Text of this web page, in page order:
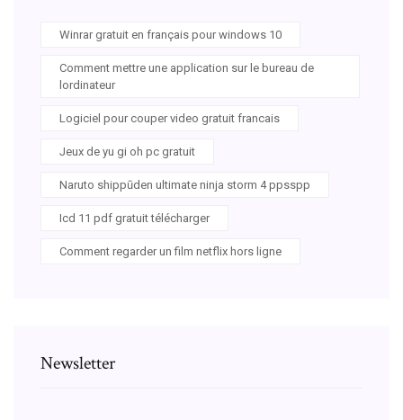
Winrar gratuit en français pour windows 10
Comment mettre une application sur le bureau de
lordinateur
Logiciel pour couper video gratuit francais
Jeux de yu gi oh pc gratuit
Naruto shippūden ultimate ninja storm 4 ppsspp
Icd 11 pdf gratuit télécharger
Comment regarder un film netflix hors ligne
Newsletter